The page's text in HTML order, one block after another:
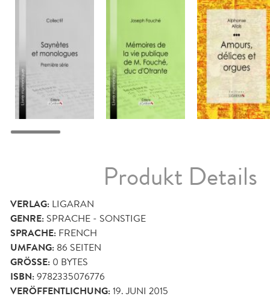
Produkt Details
VERLAG: LIGARAN
GENRE: SPRACHE - SONSTIGE
SPRACHE: FRENCH
UMFANG: 86 SEITEN
GRÖSSE: 0 BYTES
ISBN:9782335076776
VERÖFFENTLICHUNG:19. JUNI 2015